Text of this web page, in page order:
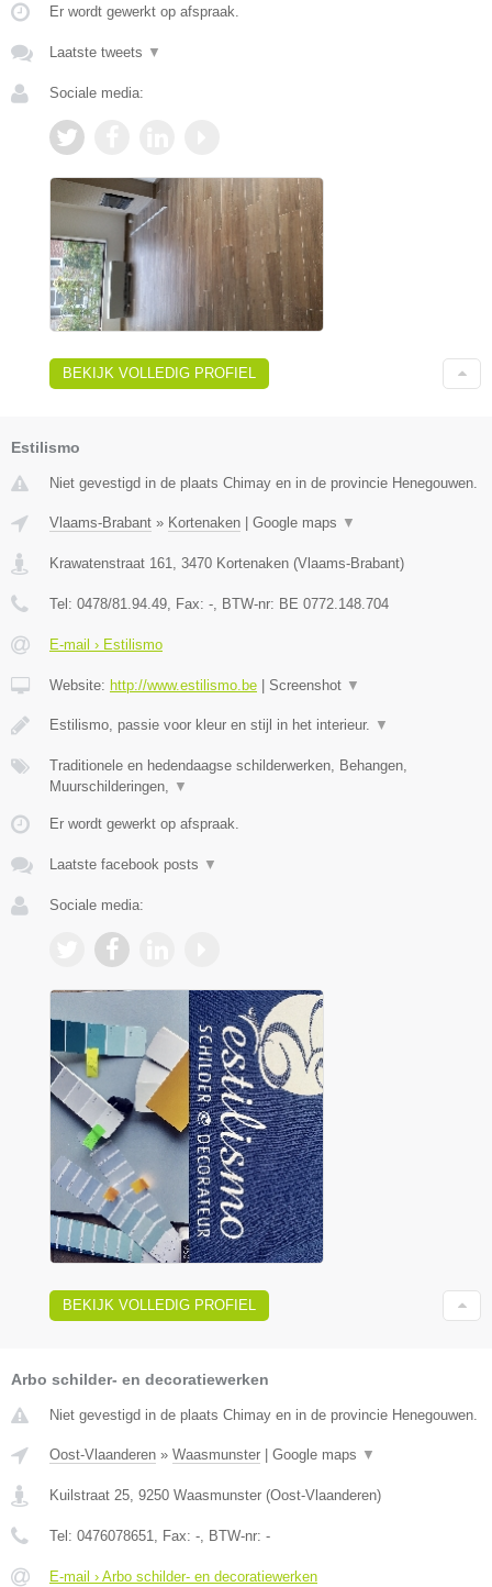
Er wordt gewerkt op afspraak.
Laatste tweets ▼
Sociale media:
BEKIJK VOLLEDIG PROFIEL
Estilismo
Niet gevestigd in de plaats Chimay en in de provincie Henegouwen.
Vlaams-Brabant » Kortenaken Google maps ▼
Krawatenstraat 161, 3470 Kortenaken (Vlaams-Brabant)
Tel: 0478/81.94.49, Fax: -, BTW-nr: BE 0772.148.704
E-mail › Estilismo
Website: http://www.estilismo.be Screenshot ▼
Estilismo, passie voor kleur en stijl in het interieur. ▼
Traditionele en hedendaagse schilderwerken, Behangen,
Muurschilderingen, ▼
Er wordt gewerkt op afspraak.
Laatste facebook posts ▼
Sociale media:
BEKIJK VOLLEDIG PROFIEL
Arbo schilder- en decoratiewerken
Niet gevestigd in de plaats Chimay en in de provincie Henegouwen.
Oost-Vlaanderen » Waasmunster Google maps ▼
Kuilstraat 25, 9250 Waasmunster (Oost-Vlaanderen)
Tel: 0476078651, Fax: -, BTW-nr: -
E-mail › Arbo schilder- en decoratiewerken